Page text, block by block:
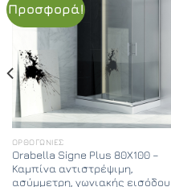
Προσφορά!
ΟΡΘΟΓΏΝΙΕΣ
Orabella Signe Plus 80X100 –
Καμπίνα αντιστρέψιμη,
ασύμμετρη, γωνιακής εισόδου